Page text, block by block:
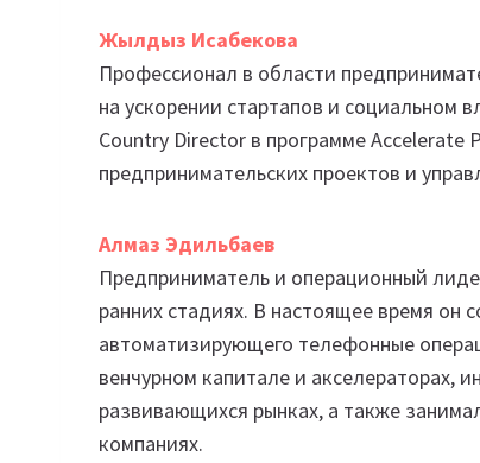
Жылдыз Исабекова
Профессионал в области
на ускорении стартапов и социальном
Country Director в программе Accelerate
предпринимательских проектов и
Алмаз Эдильбаев
Предприниматель и операционный
ранних стадиях. В настоящее время он
автоматизирующего телефонные
венчурном капитале и акселераторах,
развивающихся рынках, а также
компаниях.